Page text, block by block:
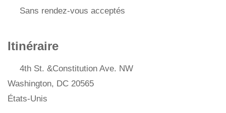
Sans rendez-vous acceptés
Itinéraire
4th St. &Constitution Ave. NW
Washington, DC 20565
États-Unis